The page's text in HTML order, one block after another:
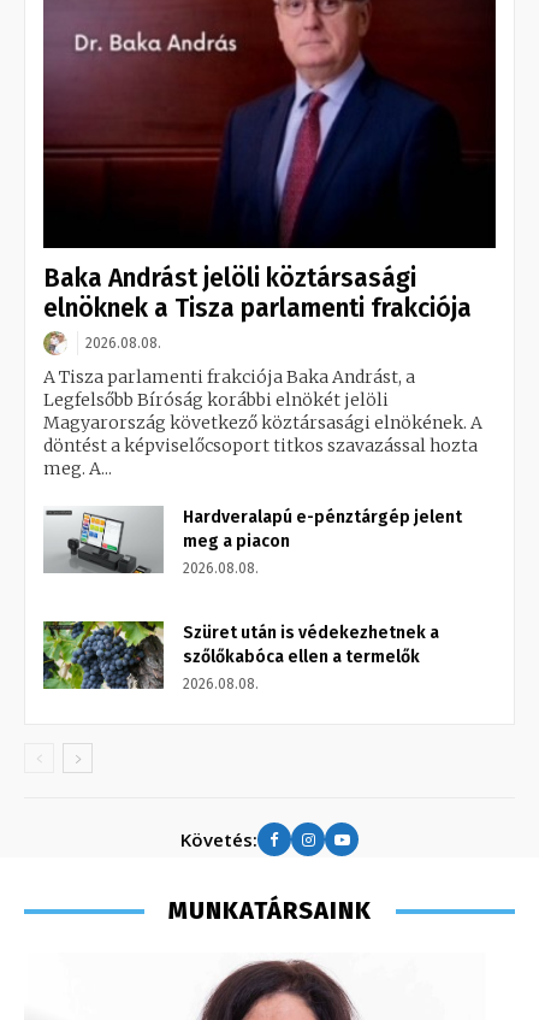
Baka Andrást jelöli köztársasági
elnöknek a Tisza parlamenti frakciója
2026.08.08.
A Tisza parlamenti frakciója Baka Andrást, a
Legfelsőbb Bíróság korábbi elnökét jelöli
Magyarország következő köztársasági elnökének. A
döntést a képviselőcsoport titkos szavazással hozta
meg. A...
Hardveralapú e-pénztárgép jelent
meg a piacon
2026.08.08.
Szüret után is védekezhetnek a
szőlőkabóca ellen a termelők
2026.08.08.
Követés:
MUNKATÁRSAINK